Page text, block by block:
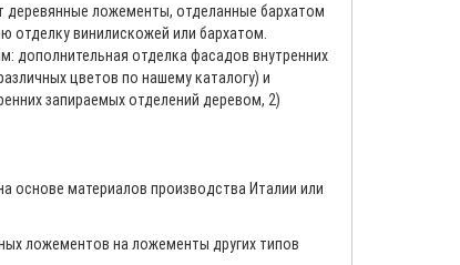
деревянные ложементы, отделанные бархатом
отделку винилискожей или бархатом.
дополнительная отделка фасадов внутренних
цветов по нашему каталогу) и
запираемых отделений деревом, 2)
основе материалов производства Италии или
ложементов на ложементы других типов